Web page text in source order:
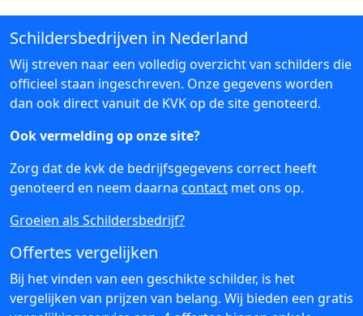
Schildersbedrijven in Nederland
Wij streven naar een volledig overzicht van schilders die
officieel staan ingeschreven. Onze gegevens worden
dan ook direct vanuit de KVK op de site genoteerd.
Ook vermelding op onze site?
Zorg dat de kvk de bedrijfsgegevens correct heeft
genoteerd en neem daarna contact met ons op.
Groeien als Schildersbedrijf?
Offertes vergelijken
Bij het vinden van een geschikte schilder, is het
vergelijken van prijzen van belang. Wij bieden een gratis